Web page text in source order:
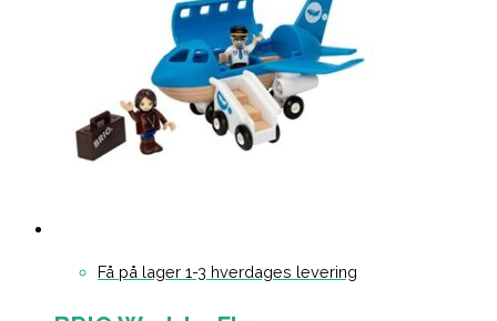
Få på lager 1-3 hverdages levering